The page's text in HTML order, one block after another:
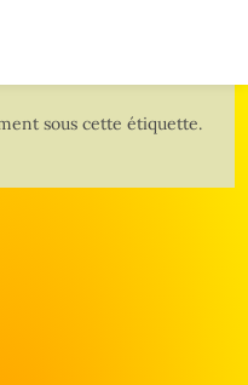
sous cette étiquette.